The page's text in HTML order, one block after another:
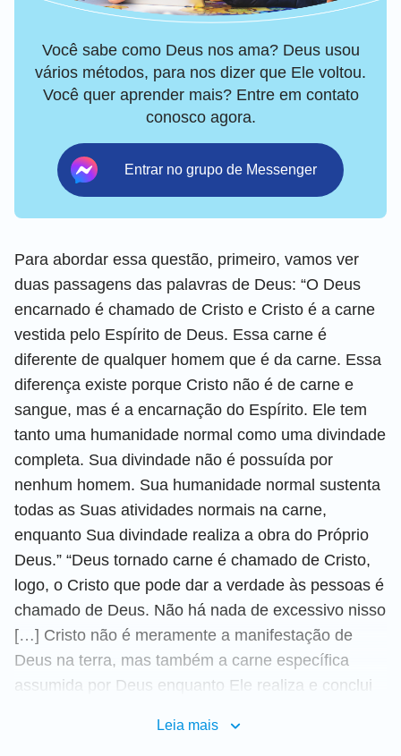
Você sabe como Deus nos ama? Deus usou
vários métodos, para nos dizer que Ele voltou.
Você quer aprender mais? Entre em contato
conosco agora.
Entrar no grupo de Messenger
Para abordar essa questão, primeiro, vamos ver
duas passagens das palavras de Deus: “O Deus
encarnado é chamado de Cristo e Cristo é a carne
vestida pelo Espírito de Deus. Essa carne é
diferente de qualquer homem que é da carne. Essa
diferença existe porque Cristo não é de carne e
sangue, mas é a encarnação do Espírito. Ele tem
tanto uma humanidade normal como uma divindade
completa. Sua divindade não é possuída por
nenhum homem. Sua humanidade normal sustenta
todas as Suas atividades normais na carne,
enquanto Sua divindade realiza a obra do Próprio
Deus.” “Deus tornado carne é chamado de Cristo,
logo, o Cristo que pode dar a verdade às pessoas é
chamado de Deus. Não há nada de excessivo nisso
[…] Cristo não é meramente a manifestação de
Deus na terra, mas também a carne específica
assumida por Deus enquanto Ele realiza e conclui
tipo que pode ser substituída por qualquer homem,
Leia mais